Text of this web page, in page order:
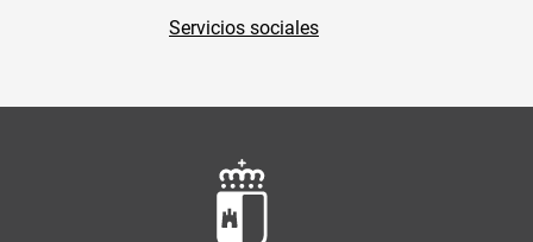
Servicios sociales